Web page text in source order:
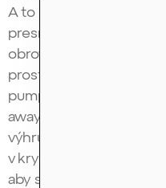
A to množstvo ľudí,
presne to najväčšie.
obrovské množstvo
prostriedky, ktoré do
pump&dump schémy.
away schéma – niekto
výhru alebo špeciálnu
v krypte a jediné, čo
aby ste potvrdili nejakú